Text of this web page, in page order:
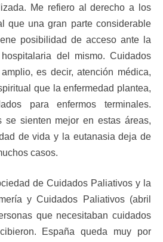
Me refiero al derecho a los
que una gran parte considerable
posibilidad de acceso ante la
del mismo. Cuidados
es decir, atención médica,
que la enfermedad plantea,
para enfermos terminales.
se sienten mejor en estas áreas,
de vida y la eutanasia deja de
casos.
de Cuidados Paliativos y la
y Cuidados Paliativos (abril
que necesitaban cuidados
España queda muy por